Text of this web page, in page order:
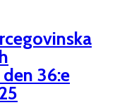
36:e